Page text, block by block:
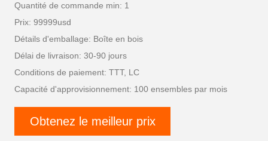
Quantité de commande min: 1
Prix: 99999usd
Détails d'emballage: Boîte en bois
Délai de livraison: 30-90 jours
Conditions de paiement: TTT, LC
Capacité d'approvisionnement: 100 ensembles par mois
Obtenez le meilleur prix